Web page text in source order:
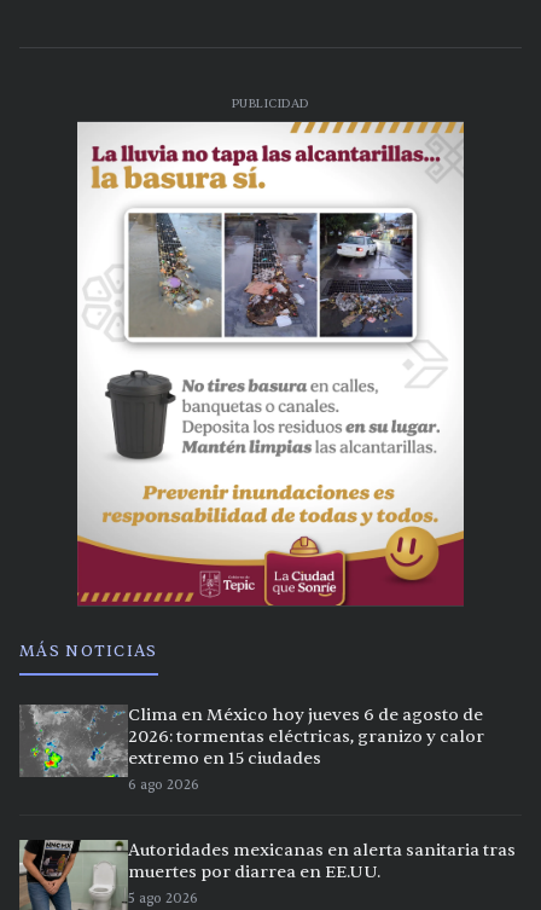
PUBLICIDAD
MÁS NOTICIAS
Clima en México hoy jueves 6 de agosto de
2026: tormentas eléctricas, granizo y calor
extremo en 15 ciudades
6 ago 2026
Autoridades mexicanas en alerta sanitaria tras
muertes por diarrea en EE.UU.
5 ago 2026